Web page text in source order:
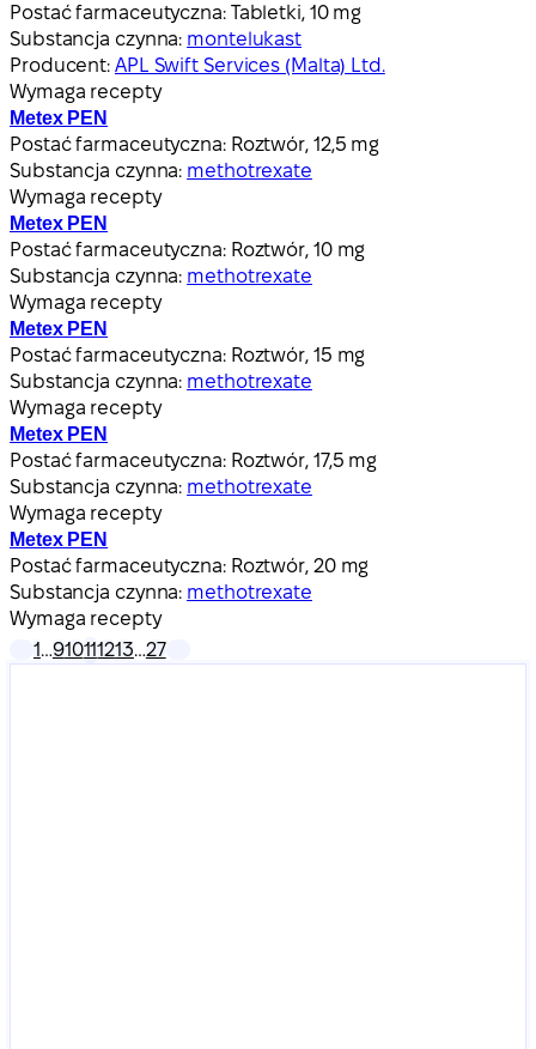
Postać farmaceutyczna: Tabletki, 10 mg
Substancja czynna: montelukast
Producent: APL Swift Services (Malta) Ltd.
Wymaga recepty
Metex PEN
Postać farmaceutyczna: Roztwór, 12,5 mg
Substancja czynna: methotrexate
Wymaga recepty
Metex PEN
Postać farmaceutyczna: Roztwór, 10 mg
Substancja czynna: methotrexate
Wymaga recepty
Metex PEN
Postać farmaceutyczna: Roztwór, 15 mg
Substancja czynna: methotrexate
Wymaga recepty
Metex PEN
Postać farmaceutyczna: Roztwór, 17,5 mg
Substancja czynna: methotrexate
Wymaga recepty
Metex PEN
Postać farmaceutyczna: Roztwór, 20 mg
Substancja czynna: methotrexate
Wymaga recepty
1…910111213…27